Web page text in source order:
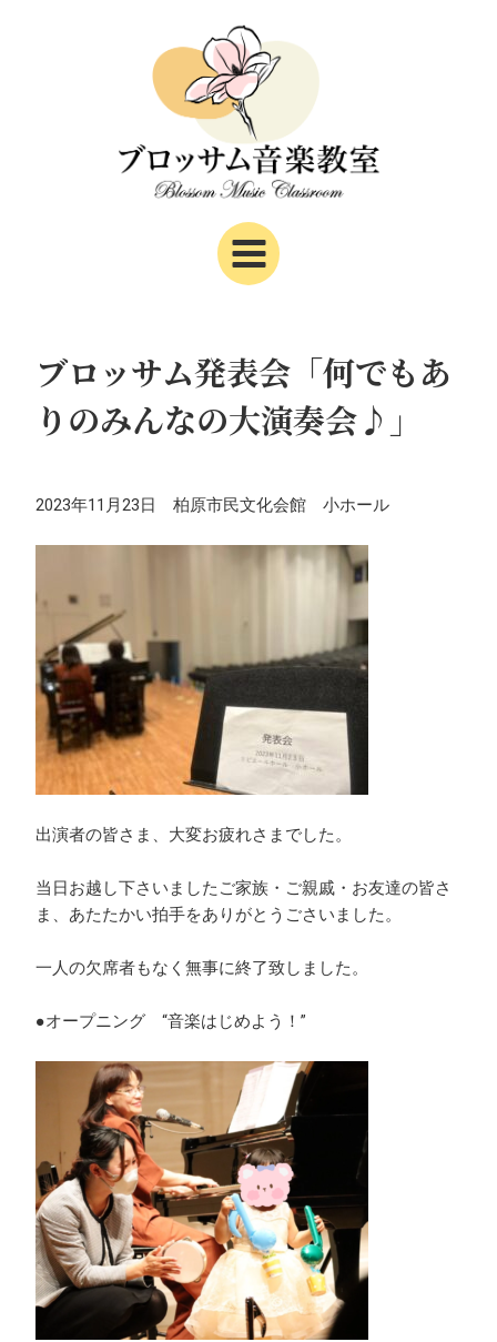
Main
Menu
ブロッサム発表会「何でもあ
りのみんなの大演奏会♪」
2023年11月23日 柏原市民文化会館 小ホール
出演者の皆さま、大変お疲れさまでした。
当日お越し下さいましたご家族・ご親戚・お友達の皆さ
ま、あたたかい拍手をありがとうごさいました。
一人の欠席者もなく無事に終了致しました。
●オープニング “音楽はじめよう！”